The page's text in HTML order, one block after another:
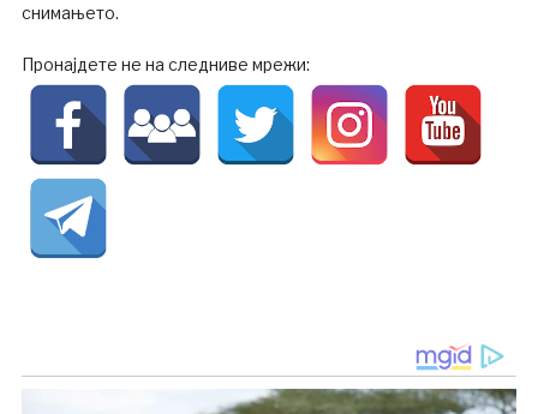
снимањето.
Пронајдете не на следниве мрежи: